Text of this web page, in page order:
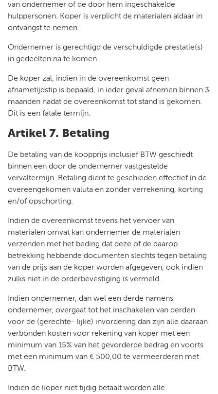
van ondernemer of de door hem ingeschakelde
hulppersonen. Koper is verplicht de materialen aldaar in
ontvangst te nemen.
Ondernemer is gerechtigd de verschuldigde prestatie(s)
in gedeelten na te komen.
De koper zal, indien in de overeenkomst geen
afnametijdstip is bepaald, in ieder geval afnemen binnen 3
maanden nadat de overeenkomst tot stand is gekomen.
Dit is een fatale termijn.
Artikel 7. Betaling
De betaling van de koopprijs inclusief BTW geschiedt
binnen een door de ondernemer vastgestelde
vervaltermijn. Betaling dient te geschieden effectief in de
overeengekomen valuta en zonder verrekening, korting
en/of opschorting.
Indien de overeenkomst tevens het vervoer van
materialen omvat kan ondernemer de materialen
verzenden met het beding dat deze of de daarop
betrekking hebbende documenten slechts tegen betaling
van de prijs aan de koper worden afgegeven, ook indien
zulks niet in de orderbevestiging is vermeld.
Indien ondernemer, dan wel een derde namens
ondernemer, overgaat tot het inschakelen van derden
voor de (gerechte- lijke) invordering dan zijn alle daaraan
verbonden kosten voor rekening van koper met een
minimum van 15% van het gevorderde bedrag en voorts
met een minimum van € 500,00 te vermeerderen met
BTW.
Indien de koper niet tijdig betaalt worden alle